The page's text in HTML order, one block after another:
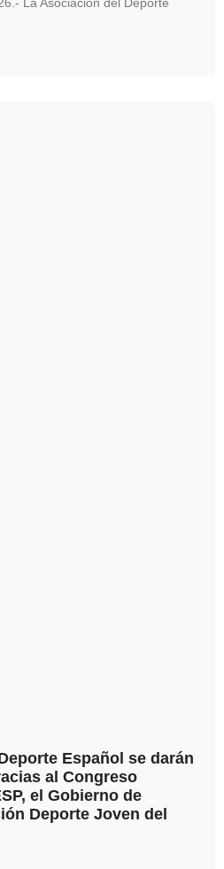
Español se darán
al Congreso
el Gobierno de
Deporte Joven del